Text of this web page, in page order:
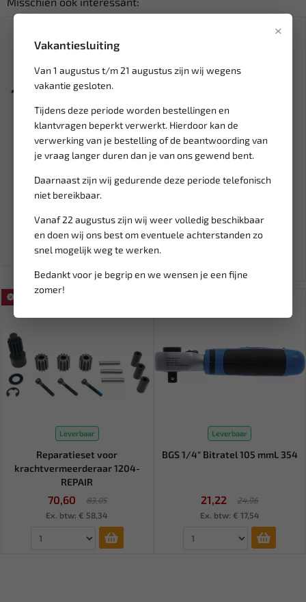
×
Vakantiesluiting
Van 1 augustus t/m 21 augustus zijn wij wegens
vakantie gesloten.
Tijdens deze periode worden bestellingen en
klantvragen beperkt verwerkt. Hierdoor kan de
verwerking van je bestelling of de beantwoording van
je vraag langer duren dan je van ons gewend bent.
Daarnaast zijn wij gedurende deze periode telefonisch
niet bereikbaar.
Vanaf 22 augustus zijn wij weer volledig beschikbaar
en doen wij ons best om eventuele achterstanden zo
snel mogelijk weg te werken.
Bedankt voor je begrip en we wensen je een fijne
zomer!
Niet op voorraad
TOPGEAR Aluminium grijper
afvalgrijper extra lang...
4,95
Ex. btw: € 4,09
Leverbaar
GEKO Snoeischaar 200mm
3,94
Leverbaar
Reparatieset voor
krachtvermeerderaar 1204-
REPAIR
70,60
83,05
Ex. btw: € 58,34
Leverbaar
BGS 1/4" Bitratel 105 mmL 354
21,22
24,96
Ex. btw: € 17,54